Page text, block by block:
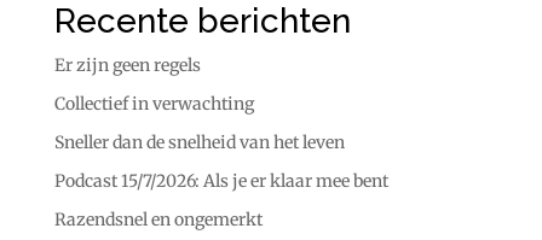
Recente berichten
Er zijn geen regels
Collectief in verwachting
Sneller dan de snelheid van het leven
Podcast 15/7/2026: Als je er klaar mee bent
Razendsnel en ongemerkt